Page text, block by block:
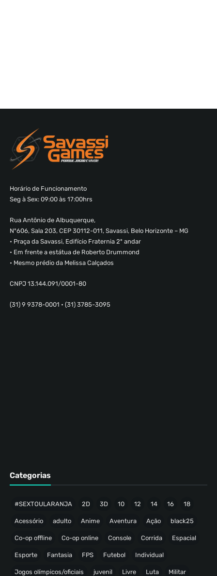
Horário de Funcionamento
Seg à Sex: 09:00 às 17:00hrs
Rua Antônio de Albuquerque,
Nº606, Sala 203, CEP 30112-011, Savassi, Belo Horizonte – MG
• Praça da Savassi, Edifício Fraternia 2º andar
• Em frente a estátua de Roberto Drummond
• Mesmo prédio da Melissa Calçados
CNPJ 13.144.091/0001-80
(31) 9 9378-0001 • (31) 3785-3095
Categorias
#SEXTOULARANJA 2D 3D 10 12 14 16 18
Acessório adulto Anime Aventura Ação black25
Co-op offline Co-op online Console Corrida Espacial
Esporte Fantasia FPS Futebol Individual
Jogos olímpicos/oficiais juvenil Livre Luta Militar